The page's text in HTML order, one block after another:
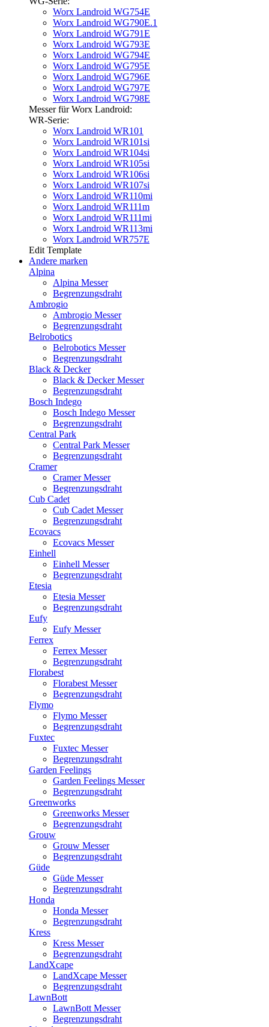
Worx Landroid WG754E
Worx Landroid WG790E.1
Worx Landroid WG791E
Worx Landroid WG793E
Worx Landroid WG794E
Worx Landroid WG795E
Worx Landroid WG796E
Worx Landroid WG797E
Worx Landroid WG798E
Messer für Worx Landroid:
WR-Serie:
Worx Landroid WR101
Worx Landroid WR101si
Worx Landroid WR104si
Worx Landroid WR105si
Worx Landroid WR106si
Worx Landroid WR107si
Worx Landroid WR110mi
Worx Landroid WR111m
Worx Landroid WR111mi
Worx Landroid WR113mi
Worx Landroid WR757E
Edit Template
Andere marken
Alpina
Alpina Messer
Begrenzungsdraht
Ambrogio
Ambrogio Messer
Begrenzungsdraht
Belrobotics
Belrobotics Messer
Begrenzungsdraht
Black & Decker
Black & Decker Messer
Begrenzungsdraht
Bosch Indego
Bosch Indego Messer
Begrenzungsdraht
Central Park
Central Park Messer
Begrenzungsdraht
Cramer
Cramer Messer
Begrenzungsdraht
Cub Cadet
Cub Cadet Messer
Begrenzungsdraht
Ecovacs
Ecovacs Messer
Einhell
Einhell Messer
Begrenzungsdraht
Etesia
Etesia Messer
Begrenzungsdraht
Eufy
Eufy Messer
Ferrex
Ferrex Messer
Begrenzungsdraht
Florabest
Florabest Messer
Begrenzungsdraht
Flymo
Flymo Messer
Begrenzungsdraht
Fuxtec
Fuxtec Messer
Begrenzungsdraht
Garden Feelings
Garden Feelings Messer
Begrenzungsdraht
Greenworks
Greenworks Messer
Begrenzungsdraht
Grouw
Grouw Messer
Begrenzungsdraht
Güde
Güde Messer
Begrenzungsdraht
Honda
Honda Messer
Begrenzungsdraht
Kress
Kress Messer
Begrenzungsdraht
LandXcape
LandXcape Messer
Begrenzungsdraht
LawnBott
LawnBott Messer
Begrenzungsdraht